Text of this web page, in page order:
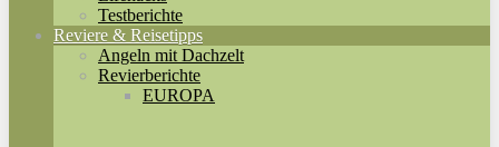
Testberichte
Reviere & Reisetipps
Angeln mit Dachzelt
Revierberichte
EUROPA